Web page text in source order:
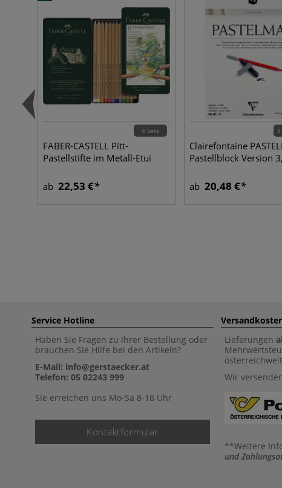
4 Sets
FABER-CASTELL Pitt-
Pastellstifte im Metall-Etui
ab 22,53 €
3
Clairefontaine
Pastellblock Version
ab 20,48 €
Service Hotline
Haben Sie Fragen zu Ihrer Bestellung oder
brauchen Sie Hilfe bei den Artikeln?
E-Mail: info@gerstaecker.at
Telefon: 05 02243 999
Sie erreichen uns Mo-Sa 8-18 Uhr
Kontaktformular
Lieferungen
österreichweit
Wir
**Weitere
und